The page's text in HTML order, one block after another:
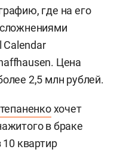
где на его
Calendar
Цена
2,5 млн рублей.
хочет
в браке
квартир